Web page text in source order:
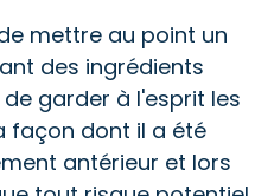
mettre au point un
des ingrédients
garder à l'esprit les
façon dont il a été
antérieur et lors